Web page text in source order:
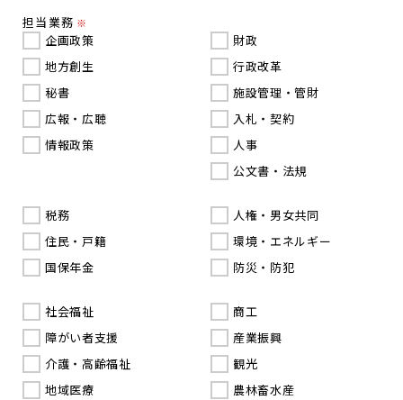
担当業務 ※
企画政策
地方創生
秘書
広報・広聴
情報政策
財政
行政改革
施設管理・管財
入札・契約
人事
公文書・法規
税務
住民・戸籍
国保年金
人権・男女共同
環境・エネルギー
防災・防犯
社会福祉
障がい者支援
介護・高齢福祉
地域医療
商工
産業振興
観光
農林畜水産